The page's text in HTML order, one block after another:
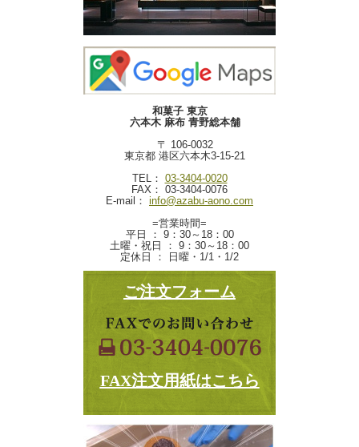
和菓子 東京
六本木 麻布 青野総本舗
〒 106-0032
東京都 港区六本木3-15-21
TEL： 03-3404-0020
FAX： 03-3404-0076
E-mail： info@azabu-aono.com
=営業時間=
平日 ： 9：30～18：00
土曜・祝日 ： 9：30～18：00
定休日 ： 日曜・1/1・1/2
ご注文フォーム
FAX注文用紙はこちら